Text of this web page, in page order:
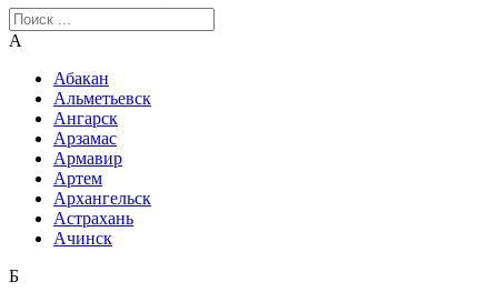
А
Абакан
Альметьевск
Ангарск
Арзамас
Армавир
Артем
Архангельск
Астрахань
Ачинск
Б